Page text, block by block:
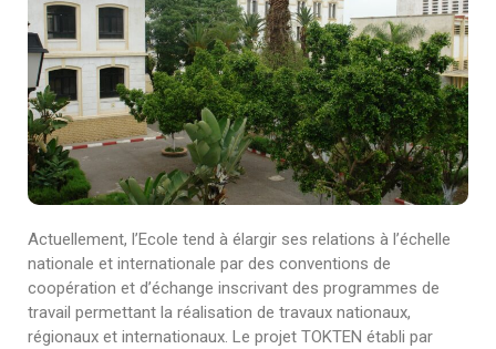
Actuellement, l’Ecole tend à élargir ses relations à l’échelle
nationale et internationale par des conventions de
coopération et d’échange inscrivant des programmes de
travail permettant la réalisation de travaux nationaux,
régionaux et internationaux. Le projet TOKTEN établi par